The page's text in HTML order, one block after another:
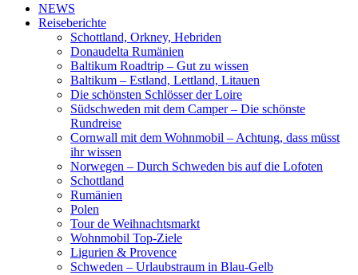
NEWS
Reiseberichte
Schottland, Orkney, Hebriden
Donaudelta Rumänien
Baltikum Roadtrip – Gut zu wissen
Baltikum – Estland, Lettland, Litauen
Die schönsten Schlösser der Loire
Südschweden mit dem Camper – Die schönste
Rundreise
Cornwall mit dem Wohnmobil – Achtung, dass müsst
ihr wissen
Norwegen – Durch Schweden bis auf die Lofoten
Schottland
Rumänien
Polen
Tour de Weihnachtsmarkt
Wohnmobil Top-Ziele
Ligurien & Provence
Schweden – Urlaubstraum in Blau-Gelb